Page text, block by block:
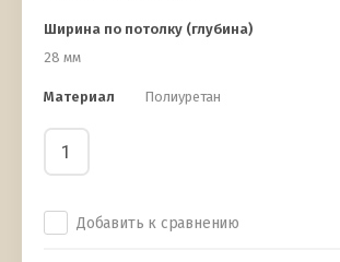
Ширина по потолку (глубина)
28 мм
Материал Полиуретан
Добавить к сравнению